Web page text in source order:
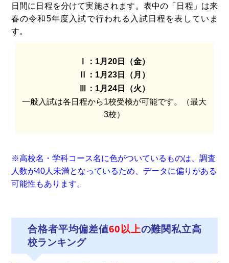
日間に日程を分けて実施されます。表中の「日程」は来
春の令和5年度入試で行われる入試日程を表していま
す。
Ⅰ：1月20日（金）
Ⅱ：1月23日（月）
Ⅲ：1月24日（火）
一般入試は各日程から1校受検が可能です。（最大
3校）
※高校名・学科コース名に色がついているものは、調査
人数が40人未満となっているため、データに偏りがある
可能性もあります。
合格者平均偏差値60以上の難関私立高
校ランキング